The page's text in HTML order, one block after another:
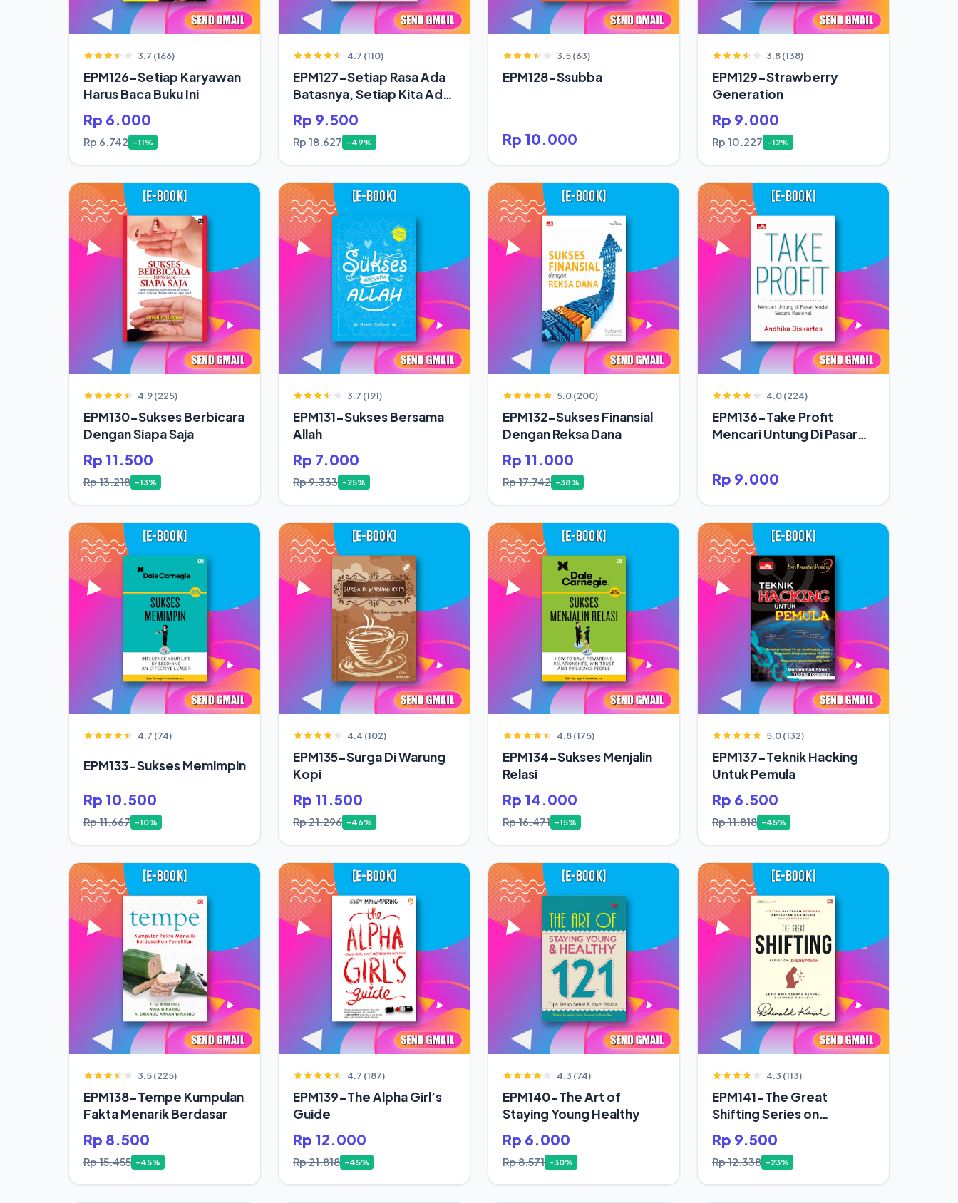
3.7 (166)
EPM126-Setiap Karyawan
Harus Baca Buku Ini
Rp 6.000
Rp 6.742 -11%
4.7 (110)
EPM127-Setiap Rasa Ada
Batasnya, Setiap Kita Ada
Jodoh
Rp 9.500
Rp 18.627 -49%
3.5 (63)
EPM128-Ssubba
Rp 10.000
3.8 (138)
EPM129-Strawberry
Generation
Rp 9.000
Rp 10.227 -12%
4.9 (225)
EPM130-Sukses Berbicara
Dengan Siapa Saja
Rp 11.500
Rp 13.218 -13%
3.7 (191)
EPM131-Sukses Bersama
Allah
Rp 7.000
Rp 9.333 -25%
5.0 (200)
EPM132-Sukses Finansial
Dengan Reksa Dana
Rp 11.000
Rp 17.742 -38%
4.0 (224)
EPM136-Take Profit
Mencari Untung Di Pasar
Rp 9.000
4.7 (74)
EPM133-Sukses Memimpin
Rp 10.500
Rp 11.667 -10%
4.4 (102)
EPM135-Surga Di Warung
Kopi
Rp 11.500
Rp 21.296 -46%
4.8 (175)
EPM134-Sukses Menjalin
Relasi
Rp 14.000
Rp 16.471 -15%
5.0 (132)
EPM137-Teknik Hacking
Untuk Pemula
Rp 6.500
Rp 11.818 -45%
3.5 (225)
EPM138-Tempe Kumpulan
Fakta Menarik Berdasar
Rp 8.500
Rp 15.455 -45%
4.7 (187)
EPM139-The Alpha Girl’s
Guide
Rp 12.000
Rp 21.818 -45%
4.3 (74)
EPM140-The Art of
Staying Young Healthy
Rp 6.000
Rp 8.571 -30%
4.3 (113)
EPM141-The Great
Shifting Series on
Disruption
Rp 9.500
Rp 12.338 -23%